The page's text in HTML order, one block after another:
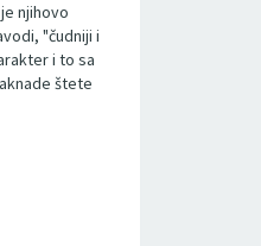
njihovo
"čudniji i
i to sa
štete